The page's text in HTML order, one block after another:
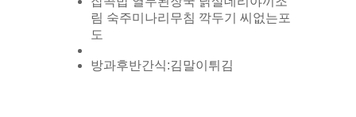
림 숙주미나리무침 깍두기 씨없는포
도
방과후반간식:김말이튀김